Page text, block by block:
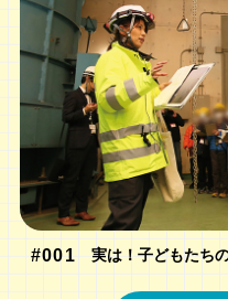
#001 実は！子どもたち